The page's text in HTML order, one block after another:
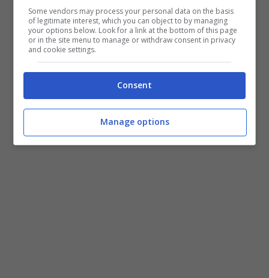
Some vendors may process your personal data on the basis
of legitimate interest, which you can object to by managing
your options below. Look for a link at the bottom of this page
or in the site menu to manage or withdraw consent in privacy
and cookie settings.
Consent
Manage options